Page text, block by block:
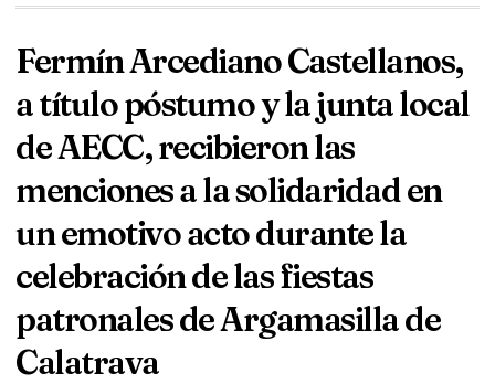
Fermín Arcediano Castellanos,
a título póstumo y la junta local
de AECC, recibieron las
menciones a la solidaridad en
un emotivo acto durante la
celebración de las fiestas
patronales de Argamasilla de
Calatrava